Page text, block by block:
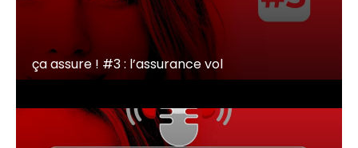
ça assure ! #3 : l’assurance vol